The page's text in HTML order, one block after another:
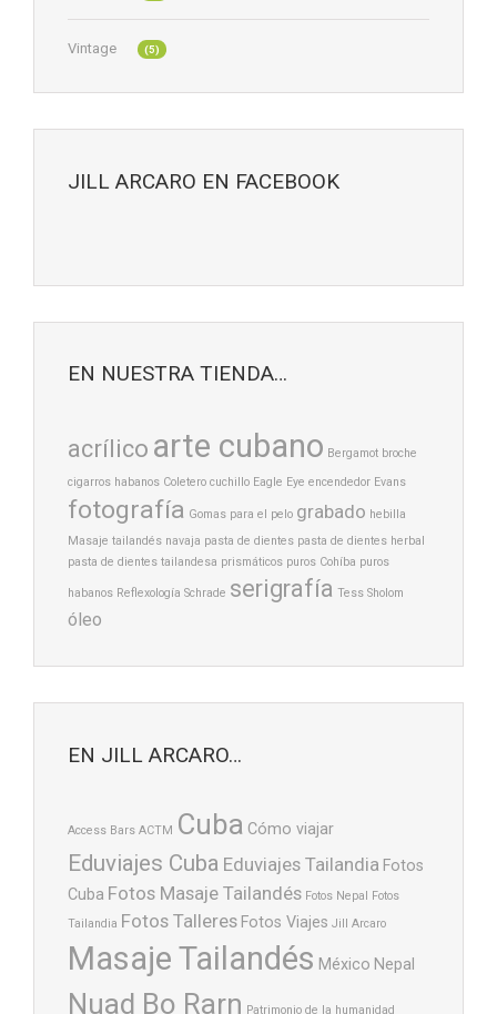
Vintage (5)
JILL ARCARO EN FACEBOOK
EN NUESTRA TIENDA…
acrílico arte cubano Bergamot broche
cigarros habanos Coletero cuchillo Eagle Eye encendedor Evans
fotografía Gomas para el pelo grabado hebilla
Masaje tailandés navaja pasta de dientes pasta de dientes herbal
pasta de dientes tailandesa prismáticos puros Cohíba puros
habanos Reflexología Schrade serigrafía Tess Sholom
óleo
EN JILL ARCARO…
Access Bars ACTM Cuba Cómo viajar
Eduviajes Cuba Eduviajes Tailandia Fotos
Cuba Fotos Masaje Tailandés Fotos Nepal
Fotos
Tailandia Fotos Talleres Fotos Viajes Jill Arcaro
Masaje Tailandés México Nepal
Nuad Bo Rarn Patrimonio de la humanidad